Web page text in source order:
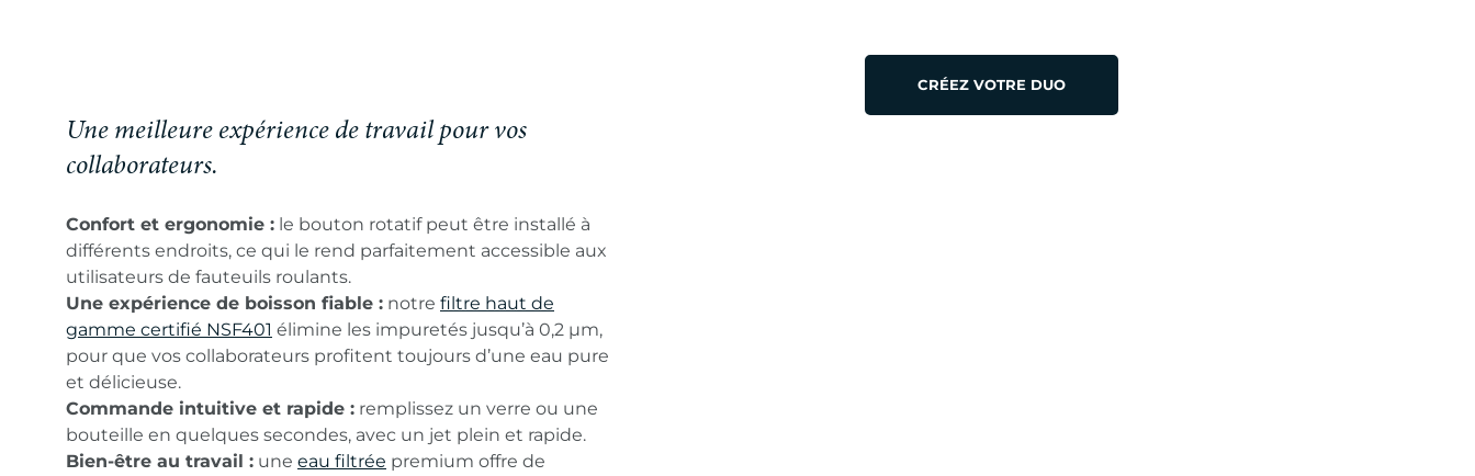
CRÉEZ VOTRE DUO
Une meilleure expérience de travail pour vos
collaborateurs.
Confort et ergonomie : le bouton rotatif peut être installé à
différents endroits, ce qui le rend parfaitement accessible aux
utilisateurs de fauteuils roulants.
Une expérience de boisson fiable : notre filtre haut de
gamme certifié NSF401 élimine les impuretés jusqu’à 0,2 μm,
pour que vos collaborateurs profitent toujours d’une eau pure
et délicieuse.
Commande intuitive et rapide : remplissez un verre ou une
bouteille en quelques secondes, avec un jet plein et rapide.
Bien-être au travail : une eau filtrée premium offre de